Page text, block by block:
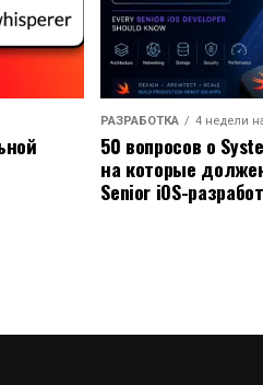
РАЗРАБОТКА 4 недели
50 вопросов о
на которые
Senior iOS-